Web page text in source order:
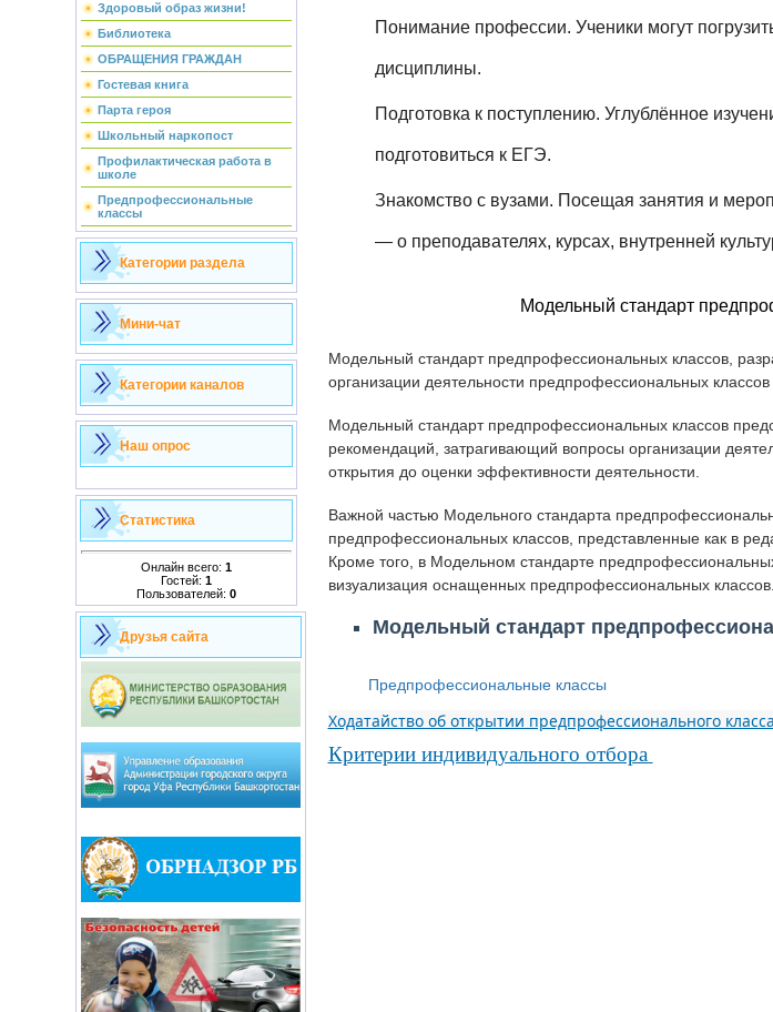
Здоровый образ жизни!
Библиотека
ОБРАЩЕНИЯ ГРАЖДАН
Гостевая книга
Парта героя
Школьный наркопост
Профилактическая работа в
школе
Предпрофессиональные
классы
Категории раздела
Мини-чат
Категории каналов
Наш опрос
Статистика
Онлайн всего: 1
Гостей: 1
Пользователей: 0
Друзья сайта
Понимание профессии. Ученики могут
дисциплины.
Подготовка к поступлению. Углублённое
подготовиться к ЕГЭ.
Знакомство с вузами. Посещая занятия и
— о преподавателях, курсах, внутренней
Модельный стандарт
Модельный стандарт предпрофессиональных классов,
организации деятельности предпрофессиональных
Модельный стандарт предпрофессиональных классов
рекомендаций, затрагивающий вопросы организации
открытия до оценки эффективности деятельности.
Важной частью Модельного стандарта
предпрофессиональных классов, представленные как в
Кроме того, в Модельном стандарте
визуализация оснащенных предпрофессиональных классов.
Модельный стандарт
Предпрофессиональные классы
Ходатайство об открытии предпрофессионального класса
Критерии индивидуального отбора